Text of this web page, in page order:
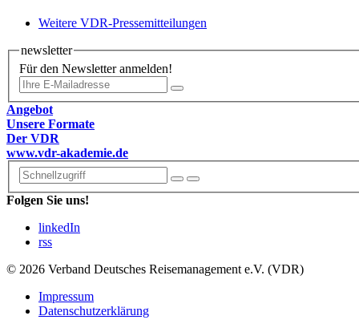
Weitere VDR-Pressemitteilungen
newsletter
Für den Newsletter anmelden!
Angebot
Unsere Formate
Der VDR
www.vdr-akademie.de
Folgen Sie uns!
linkedIn
rss
© 2026 Verband Deutsches Reisemanagement e.V. (VDR)
Impressum
Datenschutzerklärung